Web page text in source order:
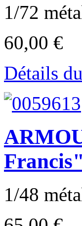
1/72
60,00 €
Détails
1/48